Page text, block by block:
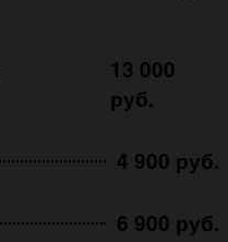
13 000
руб.
4 900 руб.
6 900 руб.